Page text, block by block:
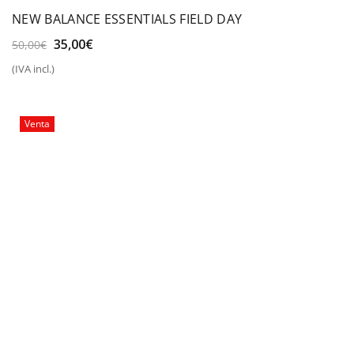
NEW BALANCE ESSENTIALS FIELD DAY
50,00€ El
original
35,00€El
(IVA incl.)
Venta